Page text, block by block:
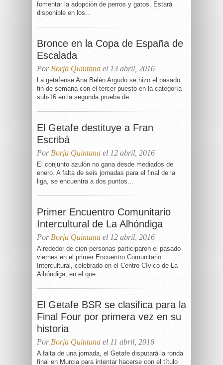
fomentar la adopción de perros y gatos. Estará
disponible en los...
Bronce en la Copa de España de
Escalada
Por Borja Quintana el 13 abril, 2016
La getafense Ana Belén Argudo se hizo el pasado
fin de semana con el tercer puesto en la categoría
sub-16 en la segunda prueba de...
El Getafe destituye a Fran
Escribá
Por Borja Quintana el 12 abril, 2016
El conjunto azulón no gana desde mediados de
enero. A falta de seis jornadas para el final de la
liga, se encuentra a dos puntos...
Primer Encuentro Comunitario
Intercultural de La Alhóndiga
Por Borja Quintana el 12 abril, 2016
Alrededor de cien personas participaron el pasado
viernes en el primer Encuentro Comunitario
Intercultural, celebrado en el Centro Cívico de La
Alhóndiga, en el que...
El Getafe BSR se clasifica para la
Final Four por primera vez en su
historia
Por Borja Quintana el 11 abril, 2016
A falta de una jornada, el Getafe disputará la ronda
final en Murcia para intentar hacerse con el título